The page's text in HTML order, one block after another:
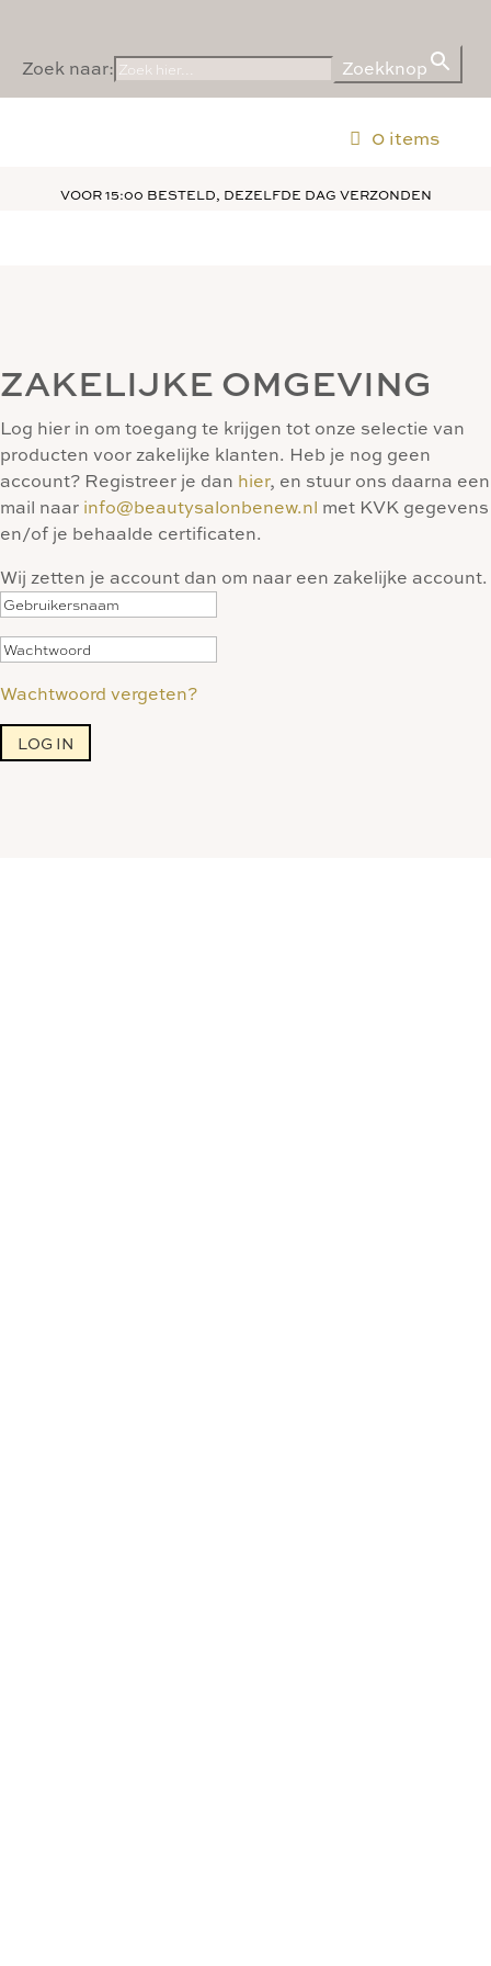
Zoek naar: Zoekknop
0 items
VOOR 15:00 BESTELD, DEZELFDE DAG VERZONDEN
ZAKELIJKE OMGEVING
Log hier in om toegang te krijgen tot onze selectie van
producten voor zakelijke klanten. Heb je nog geen
account? Registreer je dan hier, en stuur ons daarna een
mail naar info@beautysalonbenew.nl met KVK gegevens
en/of je behaalde certificaten.
Wij zetten je account dan om naar een zakelijke account.
Wachtwoord vergeten?
LOG IN